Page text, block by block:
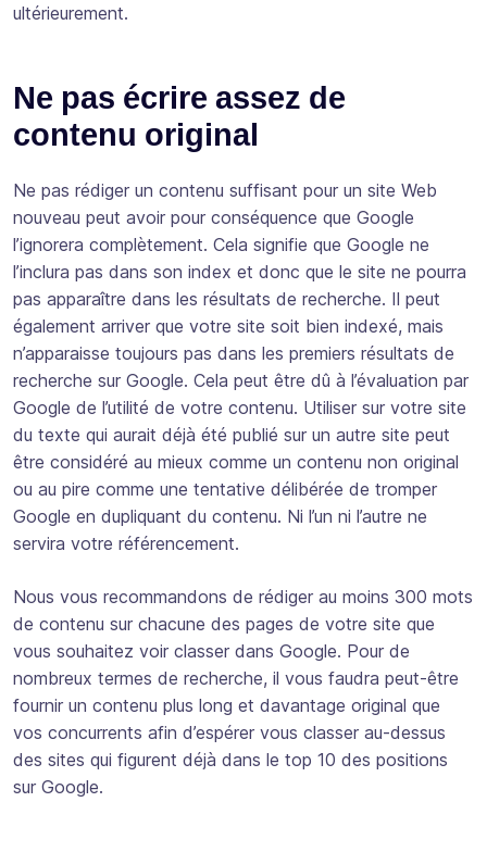
ultérieurement.
Ne pas écrire assez de
contenu original
Ne pas rédiger un contenu suffisant pour un site Web
nouveau peut avoir pour conséquence que Google
l’ignorera complètement. Cela signifie que Google ne
l’inclura pas dans son index et donc que le site ne pourra
pas apparaître dans les résultats de recherche. Il peut
également arriver que votre site soit bien indexé, mais
n’apparaisse toujours pas dans les premiers résultats de
recherche sur Google. Cela peut être dû à l’évaluation par
Google de l’utilité de votre contenu. Utiliser sur votre site
du texte qui aurait déjà été publié sur un autre site peut
être considéré au mieux comme un contenu non original
ou au pire comme une tentative délibérée de tromper
Google en dupliquant du contenu. Ni l’un ni l’autre ne
servira votre référencement.
Nous vous recommandons de rédiger au moins 300 mots
de contenu sur chacune des pages de votre site que
vous souhaitez voir classer dans Google. Pour de
nombreux termes de recherche, il vous faudra peut-être
fournir un contenu plus long et davantage original que
vos concurrents afin d’espérer vous classer au-dessus
des sites qui figurent déjà dans le top 10 des positions
sur Google.